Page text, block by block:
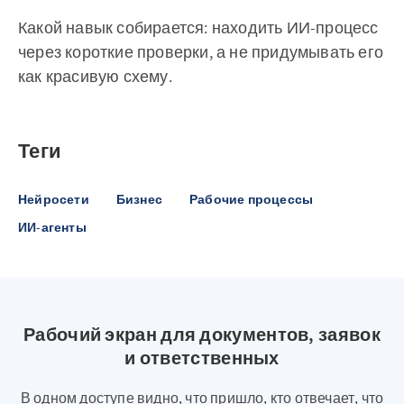
Какой навык собирается: находить ИИ-процесс
через короткие проверки, а не придумывать его
как красивую схему.
Теги
Нейросети Бизнес
Рабочие процессы
ИИ-агенты
Рабочий экран для документов, заявок
и ответственных
В одном доступе видно, что пришло, кто отвечает, что